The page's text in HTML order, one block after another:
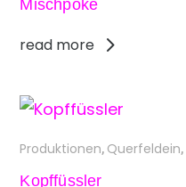
Mischpoke
read more
Produktionen, Querfeldein,
Kopffüssler